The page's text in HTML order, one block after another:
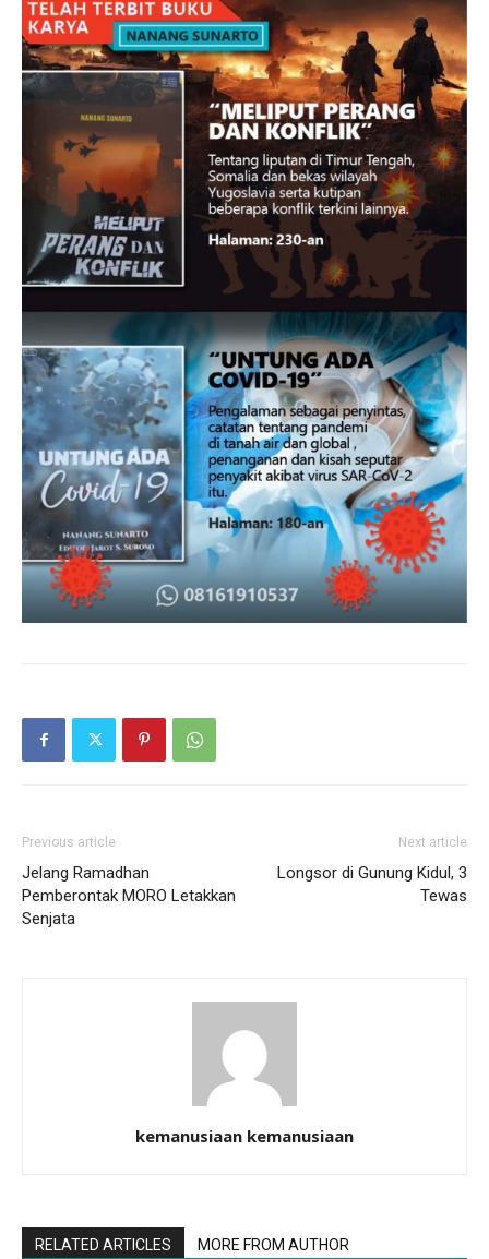
Previous article
Jelang Ramadhan
Pemberontak MORO Letakkan
Senjata
Next article
Longsor di Gunung Kidul, 3
Tewas
kemanusiaan kemanusiaan
RELATED ARTICLES MORE FROM AUTHOR